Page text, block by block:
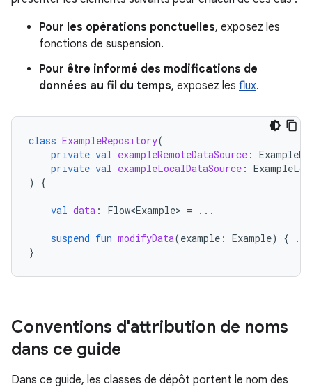
Pour les opérations ponctuelles, exposez les
fonctions de suspension.
Pour être informé des modifications de
données au fil du temps, exposez les flux.
class ExampleRepository(
private val exampleRemoteDataSource :
private val exampleLocalDataSource :
)
{
val data : Flow<Example> = ...
suspend fun modifyData(example : Example) {
...
}
Conventions d'attribution de noms
dans ce guide
Dans ce guide, les classes de dépôt portent le nom des